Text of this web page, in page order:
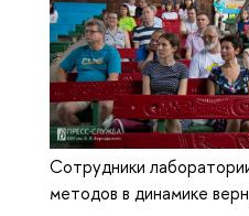
Сотрудники
методов в динамике